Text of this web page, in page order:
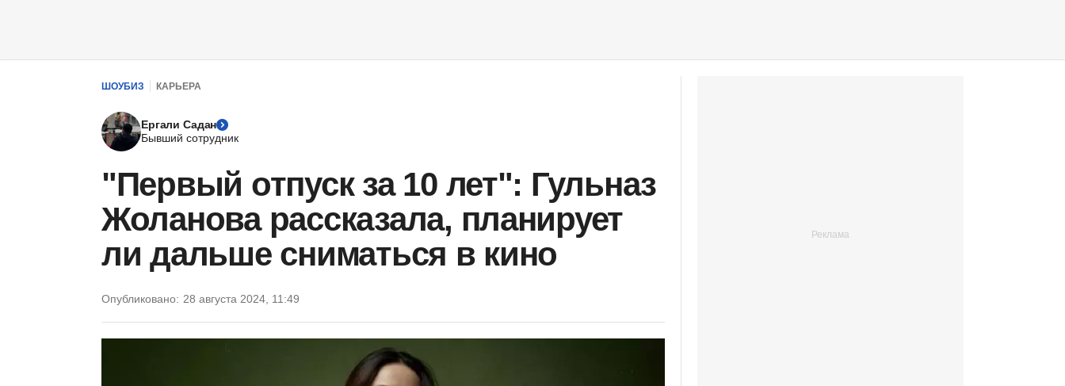
ШОУБИЗ КАРЬЕРА
Ергали Садан
Бывший сотрудник
"Первый отпуск за 10 лет": Гульназ
Жоланова рассказала, планирует
ли дальше сниматься в кино
Опубликовано: 28 августа 2024, 11:49